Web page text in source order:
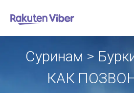
Суринам >
КАК